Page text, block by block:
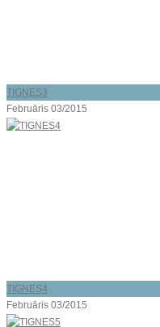
TIGNES3
Februāris 03/2015
TIGNES4
Februāris 03/2015